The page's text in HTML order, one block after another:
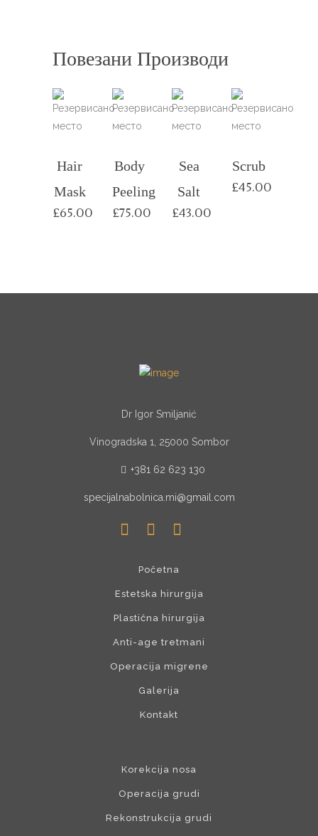
Повезани Производи
Hair
Mask
£65.00
Body
Peeling
£75.00
Sea
Salt
£43.00
Scrub
£45.00
Dr Igor Smiljanić
Vinogradska 1, 25000 Sombor
+381 62 623 130
specijalnabolnica.mi@gmail.com
Početna
Estetska hirurgija
Plastična hirurgija
Anti-age tretmani
Operacija migrene
Galerija
Kontakt
Korekcija nosa
Operacija grudi
Rekonstrukcija grudi